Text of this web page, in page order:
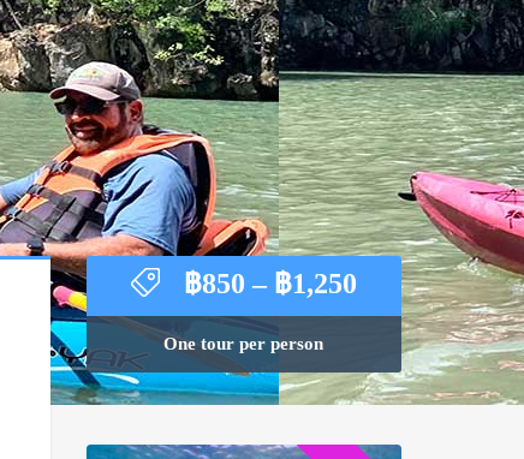
฿850 – ฿1,250Price
range:
฿850
through
฿1,250
One tour per person